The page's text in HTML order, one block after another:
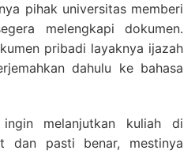
pihak universitas memberi
melengkapi dokumen.
pribadi layaknya ijazah
dahulu ke bahasa
melanjutkan kuliah di
dan pasti benar, mestinya